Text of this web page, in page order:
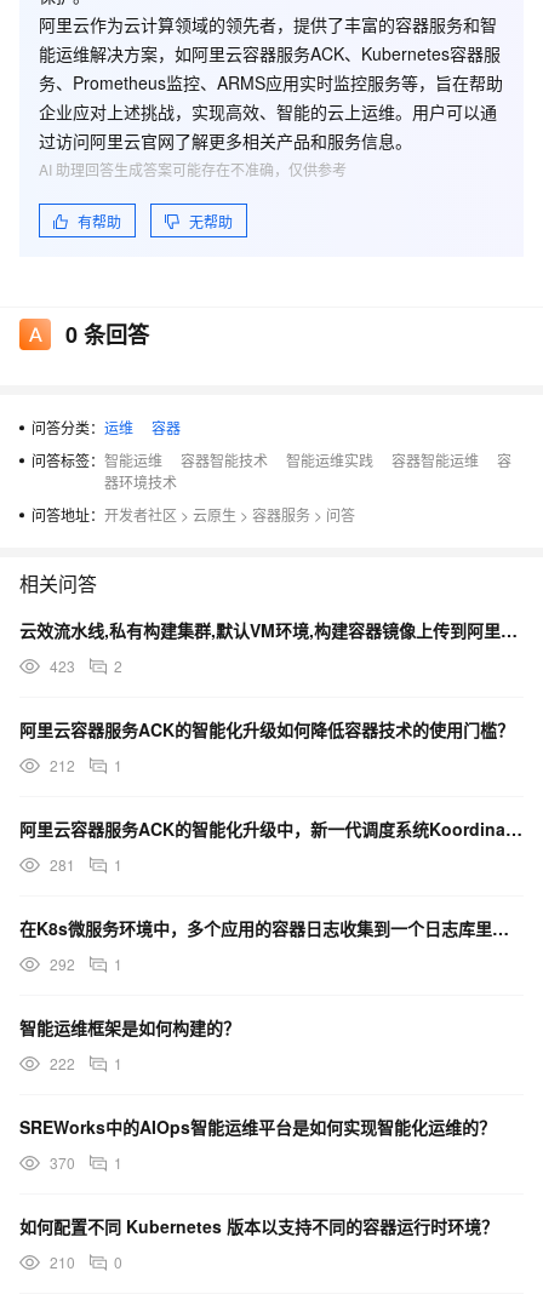
阿里云作为云计算领域的领先者，提供了丰富的容器服务和智
能运维解决方案，如阿里云容器服务ACK、Kubernetes容器服
务、Prometheus监控、ARMS应用实时监控服务等，旨在帮助
企业应对上述挑战，实现高效、智能的云上运维。用户可以通
过访问阿里云官网了解更多相关产品和服务信息。
有帮助 无帮助
AI 助理回答生成答案可能存在不准确，仅供参考
0条回答
问答分类： 运维
容器
问答标签： 智能运维 容器智能技术 智能运维实践 容器智能运维
容
器环境技术
问答地址： 开发者社区 > 云原生 > 容器服务 > 问答
相关问答
云效流水线,私有构建集群,默认VM环境,构建容器镜像上传到阿里云镜像仓库个人版,看不到镜像信息
423 2
阿里云容器服务ACK的智能化升级如何降低容器技术的使用门槛？
212 1
阿里云容器服务ACK的智能化升级中，新一代调度系统Koordinator的主要作用是什么？
281 1
在K8s微服务环境中，多个应用的容器日志收集到一个日志库里时，可能面临哪些挑战？
292 1
智能运维框架是如何构建的？
222 1
SREWorks中的AIOps智能运维平台是如何实现智能化运维的？
370 1
如何配置不同 Kubernetes 版本以支持不同的容器运行时环境？
210 0